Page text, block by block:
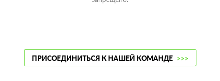
ПРИСОЕДИНИТЬСЯ К НАШЕЙ КОМАНДЕ >>>